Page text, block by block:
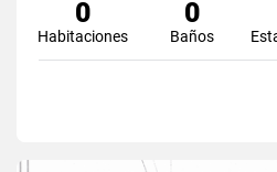
0
Habitaciones
0
Baños